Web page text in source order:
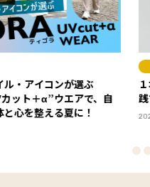
、自
１本で30gのプロテ
践する充実の高たん
2026.07.16